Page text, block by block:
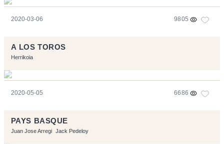
2020-03-06 9805
A LOS TOROS
Herrikoia
2020-05-05 6686
PAYS BASQUE
Juan Jose Arregi Jack Pedeloy